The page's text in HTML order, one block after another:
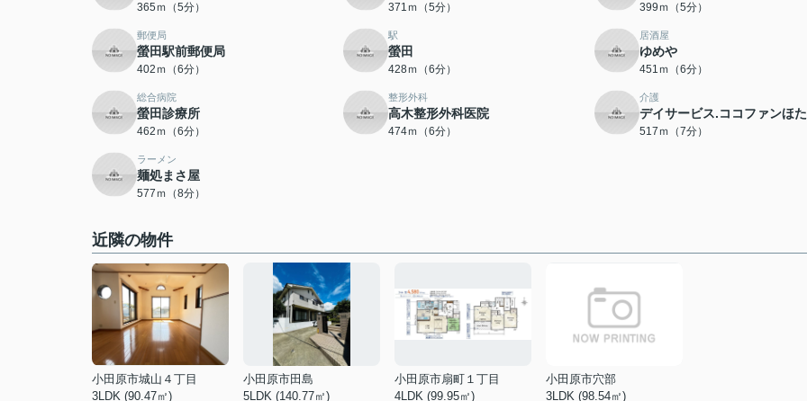
365ｍ（5分） 371ｍ（5分） 399ｍ（5分）
郵便局
螢田駅前郵便局
402ｍ（6分）
駅
螢田
428ｍ（6分）
居酒屋
ゆめや
451ｍ（6分）
総合病院
螢田診療所
462ｍ（6分）
整形外科
高木整形外科医院
474ｍ（6分）
介護
デイサービス.ココファンほ
517ｍ（7分）
ラーメン
麺処まさ屋
577ｍ（8分）
近隣の物件
小田原市城山４丁目
3LDK (90.47㎡)
小田原市田島
5LDK (140.77㎡)
小田原市扇町１丁目
4LDK (99.95㎡)
小田原市穴部
3LDK (98.54㎡)